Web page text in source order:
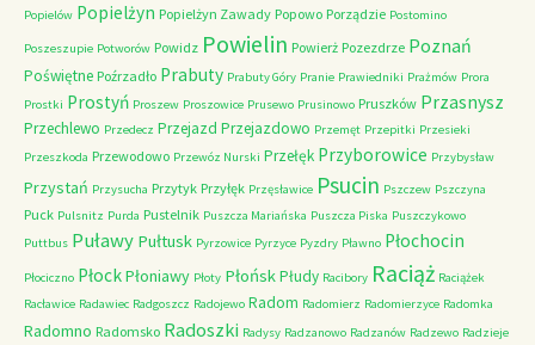
Popielów Popielżyn Popielżyn Zawady Popowo Porządzie Postomino
Poszeszupie Potworów Powidz Powielin Powierż Pozezdrze Poznań
Poświętne Poźrzadło Prabuty Prabuty Góry Pranie Prawiedniki Prażmów Prora
Prostki Prostyń Proszew Proszowice Prusewo Prusinowo Pruszków Przasnysz
Przechlewo Przedecz Przejazd Przejazdowo Przemęt Przepitki Przesieki
Przeszkoda Przewodowo Przewóz Nurski Przełęk Przyborowice Przybysław
Przystań Przysucha Przytyk Przyłęk Przęsławice Psucin Pszczew Pszczyna
Puck Pulsnitz Purda Pustelnik Puszcza Mariańska Puszcza Piska Puszczykowo
Puttbus Puławy Pułtusk Pyrzowice Pyrzyce Pyzdry Pławno Płochocin
Płociczno PłockPłoniawy Płoty PłońskPłudy Racibory Raciąż Raciążek
Racławice Radawiec Radgoszcz Radojewo Radom Radomierz Radomierzyce Radomka
Radomno Radomsko Radoszki Radysy Radzanowo Radzanów Radzewo Radzieje